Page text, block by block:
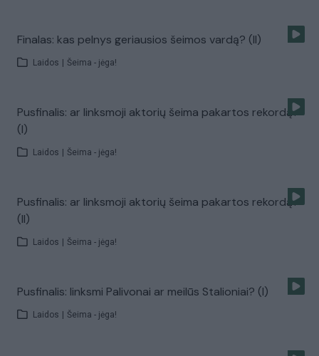
Finalas: kas pelnys geriausios šeimos vardą? (II)
Laidos Šeima - jėga!
Pusfinalis: ar linksmoji aktorių šeima pakartos rekordą?
(I)
Laidos Šeima - jėga!
Pusfinalis: ar linksmoji aktorių šeima pakartos rekordą?
(II)
Laidos Šeima - jėga!
Pusfinalis: linksmi Palivonai ar meilūs Stalioniai? (I)
Laidos Šeima - jėga!